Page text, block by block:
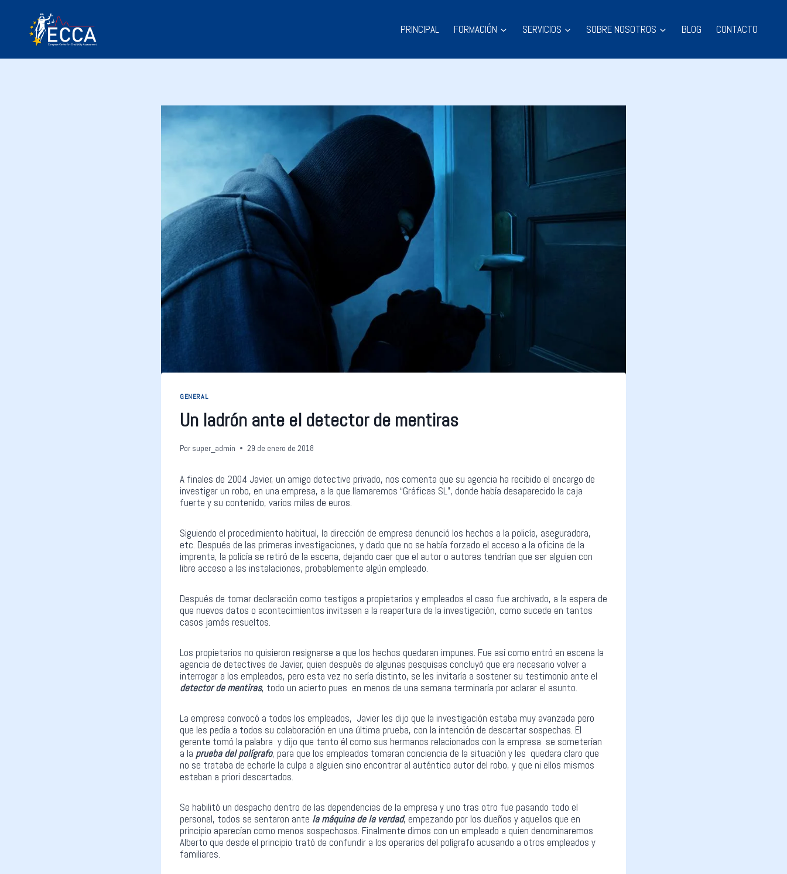
PRINCIPAL FORMACIÓN SERVICIOS SOBRE NOSOTROS BLOG CONTACTO
GENERAL
Un ladrón ante el detector de mentiras
Por super_admin 29 de enero de 2018
A finales de 2004 Javier, un amigo detective privado, nos comenta que su agencia ha recibido el encargo de
investigar un robo, en una empresa, a la que llamaremos “Gráficas SL”, donde había desaparecido la caja
fuerte y su contenido, varios miles de euros.
Siguiendo el procedimiento habitual, la dirección de empresa denunció los hechos a la policía, aseguradora,
etc. Después de las primeras investigaciones, y dado que no se había forzado el acceso a la oficina de la
imprenta, la policía se retiró de la escena, dejando caer que el autor o autores tendrían que ser alguien con
libre acceso a las instalaciones, probablemente algún empleado.
Después de tomar declaración como testigos a propietarios y empleados el caso fue archivado, a la espera de
que nuevos datos o acontecimientos invitasen a la reapertura de la investigación, como sucede en tantos
casos jamás resueltos.
Los propietarios no quisieron resignarse a que los hechos quedaran impunes. Fue así como entró en escena la
agencia de detectives de Javier, quien después de algunas pesquisas concluyó que era necesario volver a
interrogar a los empleados, pero esta vez no sería distinto, se les invitaría a sostener su testimonio ante el
detector de mentiras, todo un acierto pues en menos de una semana terminaría por aclarar el asunto.
La empresa convocó a todos los empleados, Javier les dijo que la investigación estaba muy avanzada pero
que les pedía a todos su colaboración en una última prueba, con la intención de descartar sospechas. El
gerente tomó la palabra y dijo que tanto él como sus hermanos relacionados con la empresa se someterían
a la prueba del polígrafo, para que los empleados tomaran conciencia de la situación y les quedara claro que
no se trataba de echarle la culpa a alguien sino encontrar al auténtico autor del robo, y que ni ellos mismos
estaban a priori descartados.
Se habilitó un despacho dentro de las dependencias de la empresa y uno tras otro fue pasando todo el
personal, todos se sentaron ante la máquina de la verdad, empezando por los dueños y aquellos que en
principio aparecían como menos sospechosos. Finalmente dimos con un empleado a quien denominaremos
Alberto que desde el principio trató de confundir a los operarios del polígrafo acusando a otros empleados y
familiares.